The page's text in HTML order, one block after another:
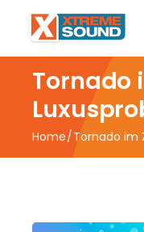
Tornado
Home Tornado im